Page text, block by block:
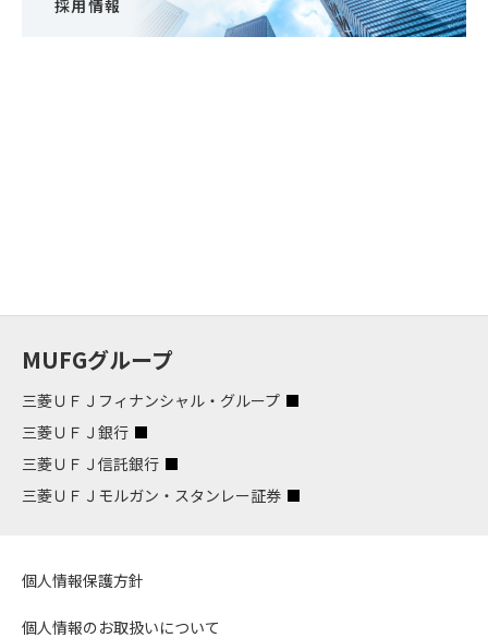
採用情報
MUFGグループ
三菱ＵＦＪフィナンシャル・グループ
三菱ＵＦＪ銀行
三菱ＵＦＪ信託銀行
三菱ＵＦＪモルガン・スタンレー証券
個人情報保護方針
個人情報のお取扱いについて